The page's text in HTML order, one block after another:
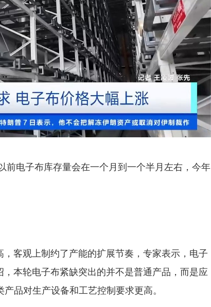
前电子布库存量会在一个月到一个半月左右，今年
观上制约了产能的扩展节奏，专家表示， 电子
本轮电子布紧缺突出的并不是普通产品，而是应
品对生产设备和工艺控制要求更高。